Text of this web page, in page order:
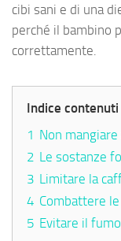
cibi sani e di una
perché il bambino
correttamente.
Indice contenuti
1 Non
2 Le sostanze
3 Limitare la
4 Combattere
5 Evitare il fumo